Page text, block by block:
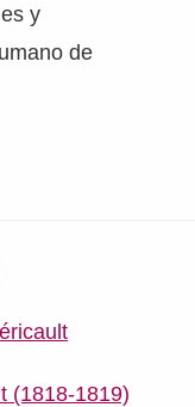
y
de
(1818-1819)